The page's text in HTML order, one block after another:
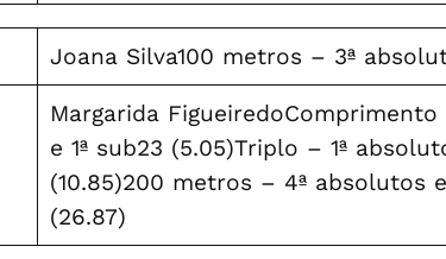
Joana Silva100 metros – 3ª
Margarida FigueiredoComprimento
e 1ª sub23 (5.05)Triplo – 1ª
(10.85)200 metros – 4ª absolutos
(26.87)